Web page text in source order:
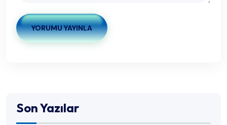
YORUMU YAYINLA
Son Yazılar